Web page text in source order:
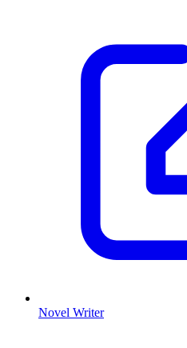
Novel Writer